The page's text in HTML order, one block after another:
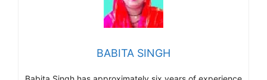
BABITA SINGH